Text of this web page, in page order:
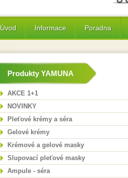
Úvod Informace Poradna
Produkty YAMUNA
AKCE 1+1
NOVINKY
Pleťové krémy a séra
Gelové krémy
Krémové a gelové masky
Slupovací pleťové masky
Ampule - séra